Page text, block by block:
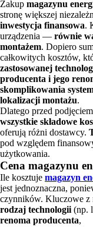
Zakup magazynu
stronę większej
inwestycja finansowa.
urządzenia — równie
montażem. Dopiero
całkowitych kosztów,
zastosowanej
producenta i jego
skomplikowania
lokalizacji montażu.
Dlatego przed
wszystkie składowe
oferują różni dostawcy.
pod względem
użytkowania.
Cena magazynu
Ile kosztuje magazyn
jest jednoznaczna,
czynników. Kluczowe z
rodzaj technologii (np.
renoma producenta,